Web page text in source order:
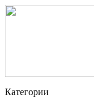
Категории